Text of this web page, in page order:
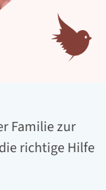
Familie zur
richtige Hilfe